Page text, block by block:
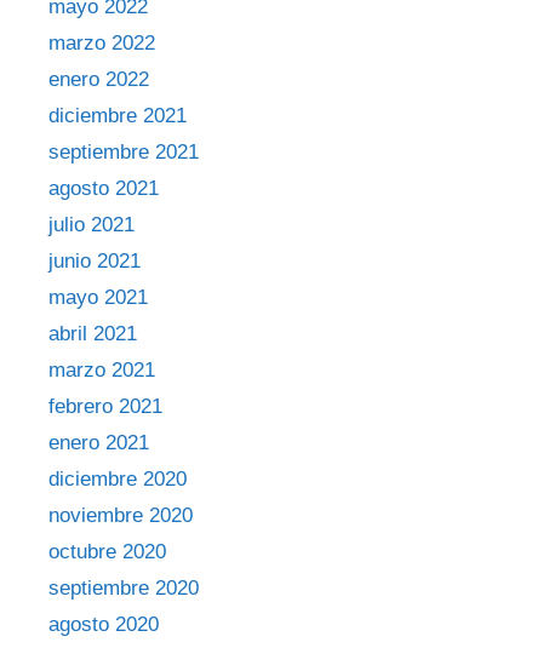
mayo 2022
marzo 2022
enero 2022
diciembre 2021
septiembre 2021
agosto 2021
julio 2021
junio 2021
mayo 2021
abril 2021
marzo 2021
febrero 2021
enero 2021
diciembre 2020
noviembre 2020
octubre 2020
septiembre 2020
agosto 2020